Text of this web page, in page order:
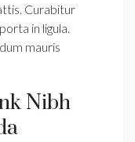
Curabitur
in ligula.
mauris
Nibh